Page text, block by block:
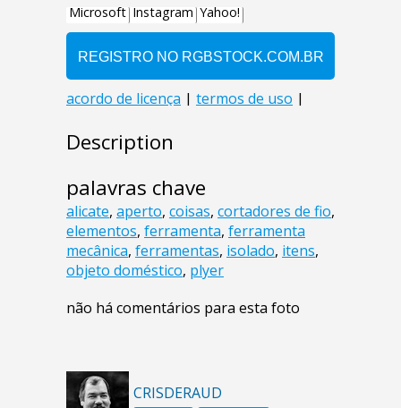
Description
palavras chave
alicate, aperto, coisas, cortadores de fio,
elementos, ferramenta, ferramenta
mecânica, ferramentas, isolado, itens,
objeto doméstico, plyer
não há comentários para esta foto
CRISDERAUD